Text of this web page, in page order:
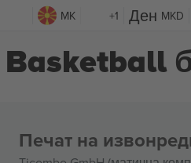
MK +1 MKD
Печат на